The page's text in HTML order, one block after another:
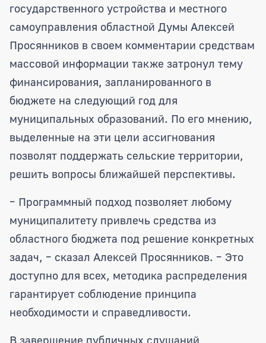
государственного устройства и местного
самоуправления областной Думы Алексей
Просянников в своем комментарии средствам
массовой информации также затронул тему
финансирования, запланированного в
бюджете на следующий год для
муниципальных образований. По его мнению,
выделенные на эти цели ассигнования
позволят поддержать сельские территории,
решить вопросы ближайшей перспективы.
– Программный подход позволяет любому
муниципалитету привлечь средства из
областного бюджета под решение конкретных
задач, – сказал Алексей Просянников. – Это
доступно для всех, методика распределения
гарантирует соблюдение принципа
необходимости и справедливости.
В завершение публичных слушаний